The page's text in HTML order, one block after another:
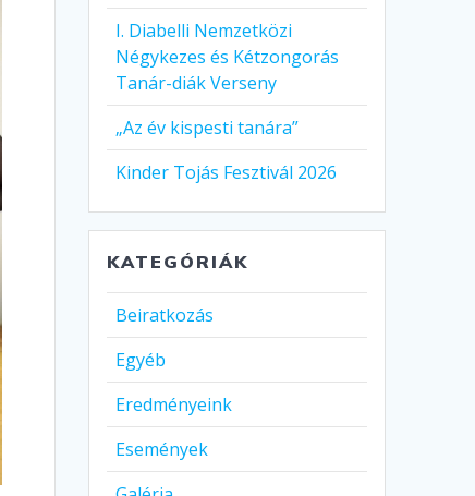
I. Diabelli Nemzetközi
Négykezes és Kétzongorás
Tanár-diák Verseny
„Az év kispesti tanára”
Kinder Tojás Fesztivál 2026
KATEGÓRIÁK
Beiratkozás
Egyéb
Eredményeink
Események